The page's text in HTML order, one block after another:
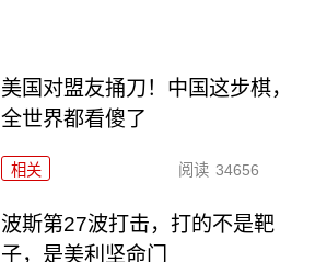
美国对盟友捅刀！中国这步棋，
全世界都看傻了
相关 阅读 34656
波斯第27波打击，打的不是靶
子，是美利坚命门